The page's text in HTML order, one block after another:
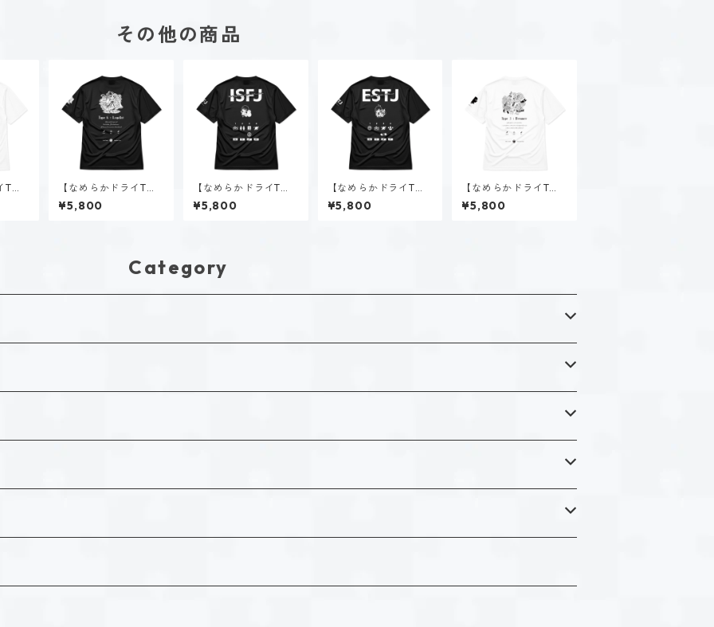
その他の商品
シ
【なめらかドライTシ
ャツ】タイプ６-慎む
人（ダーク）｜ブラッ
¥5,800
【なめらかドライTシ
ャツ】花園 明日香（IS
FJ）｜ブラック
¥5,800
【なめらかドライTシ
ャツ】大神 楓（EST
J）｜ブラック
¥5,800
【なめらかドライTシ
ャツ】タイプ３-求め
る人（ホーリー）｜ホ
¥5,800
Category